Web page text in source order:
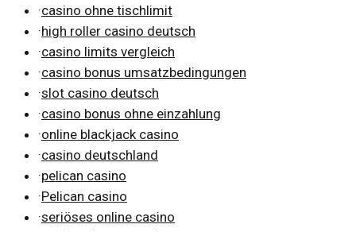
·casino ohne tischlimit
·high roller casino deutsch
·casino limits vergleich
·casino bonus umsatzbedingungen
·slot casino deutsch
·casino bonus ohne einzahlung
·online blackjack casino
·casino deutschland
·pelican casino
·Pelican casino
·seriöses online casino